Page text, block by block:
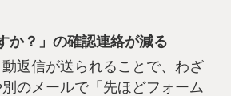
か？」の確認連絡が減る
返信が送られることで、わざ
のメールで「先ほどフォーム